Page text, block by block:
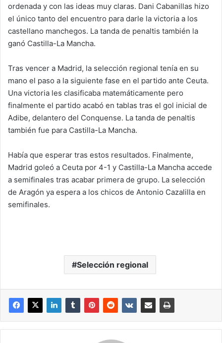
ordenada y con las ideas muy claras. Dani Cabanillas hizo
el único tanto del encuentro para darle la victoria a los
castellano manchegos. La tanda de penaltis también la
ganó Castilla-La Mancha.
Tras vencer a Madrid, la selección regional tenía en su
mano el paso a la siguiente fase en el partido ante Ceuta.
Una victoria les clasificaba matemáticamente pero
finalmente el partido acabó en tablas tras el gol inicial de
Adibe, delantero del Conquense. La tanda de penaltis
también fue para Castilla-La Mancha.
Había que esperar tras estos resultados. Finalmente,
Madrid goleó a Ceuta por 4-1 y Castilla-La Mancha accede
a semifinales tras acabar primera de grupo. La selección
de Aragón ya espera a los chicos de Antonio Cazalilla en
semifinales.
Selección regional